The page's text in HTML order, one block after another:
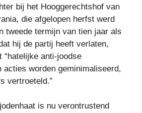
bij het Hooggerechtshof van
die afgelopen herfst werd
tweede termijn van tien jaar als
hij de partij heeft verlaten,
“hatelijke anti-joodse
acties worden geminimaliseerd,
vertroeteld.”
is nu verontrustend